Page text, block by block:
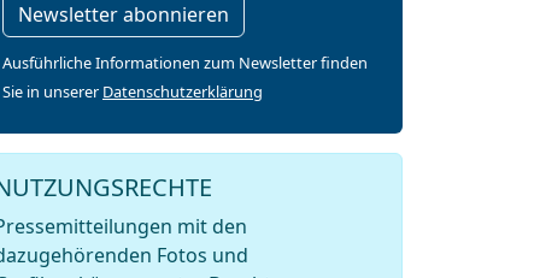
Newsletter abonnieren
Ausführliche Informationen zum Newsletter finden
Sie in unserer Datenschutzerklärung
mit den
Fotos und